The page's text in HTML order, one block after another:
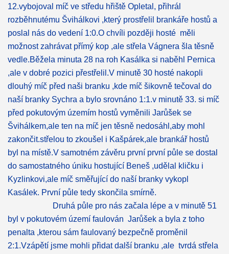
12.vybojoval míč ve středu hřiště Opletal, přihrál
rozběhnutému Švihálkovi ,který prostřelil brankáře hostů a
poslal nás do vedení 1:0.O chvíli později hosté měli
možnost zahrávat přímý kop ,ale střela Vágnera šla těsně
vedle.Běžela minuta 28 na roh Kasálka si naběhl Pernica
,ale v dobré pozici přestřelil.V minutě 30 hosté nakopli
dlouhý míč před naši branku ,kde míč šikovně tečoval do
naší branky Sychra a bylo srovnáno 1:1.v minutě 33. si míč
před pokutovým územím hostů vyměnili Jarůšek se
Švihálkem,ale ten na míč jen těsně nedosáhl,aby mohl
zakončit.střelou to zkoušel i Kašpárek,ale brankář hostů
byl na místě.V samotném závěru první první půle se dostal
do samostatného úniku hostující Beneš ,udělal kličku i
Kyzlinkovi,ale míč směřující do naší branky vykopl
Kasálek. První půle tedy skončila smírně.
Druhá půle pro nás začala lépe a v minutě 51
byl v pokutovém území faulován Jarůšek a byla z toho
penalta ,kterou sám faulovaný bezpečně proměnil
2:1.Vzápětí jsme mohli přidat další branku ,ale tvrdá střela